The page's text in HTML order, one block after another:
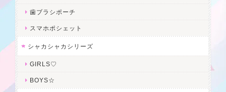
歯ブラシポーチ
スマホポシェット
シャカシャカシリーズ
GIRLS♡
BOYS☆